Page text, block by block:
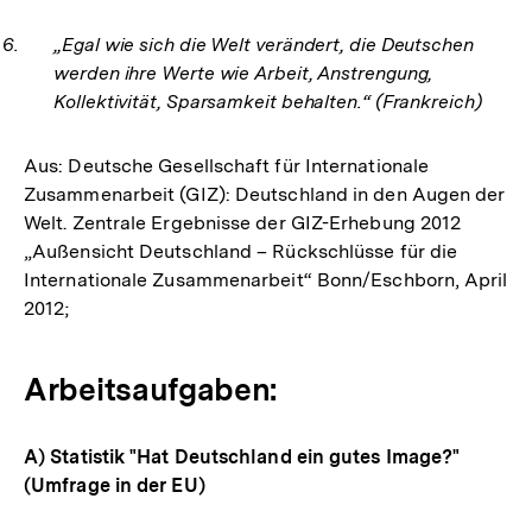
„Egal wie sich die Welt verändert, die Deutschen
werden ihre Werte wie Arbeit, Anstrengung,
Kollektivität, Sparsamkeit behalten.“ (Frankreich)
Aus: Deutsche Gesellschaft für Internationale
Zusammenarbeit (GIZ): Deutschland in den Augen der
Welt. Zentrale Ergebnisse der GIZ-Erhebung 2012
„Außensicht Deutschland – Rückschlüsse für die
Internationale Zusammenarbeit“ Bonn/Eschborn, April
2012;
Arbeitsaufgaben:
A) Statistik "Hat Deutschland ein gutes Image?"
(Umfrage in der EU)